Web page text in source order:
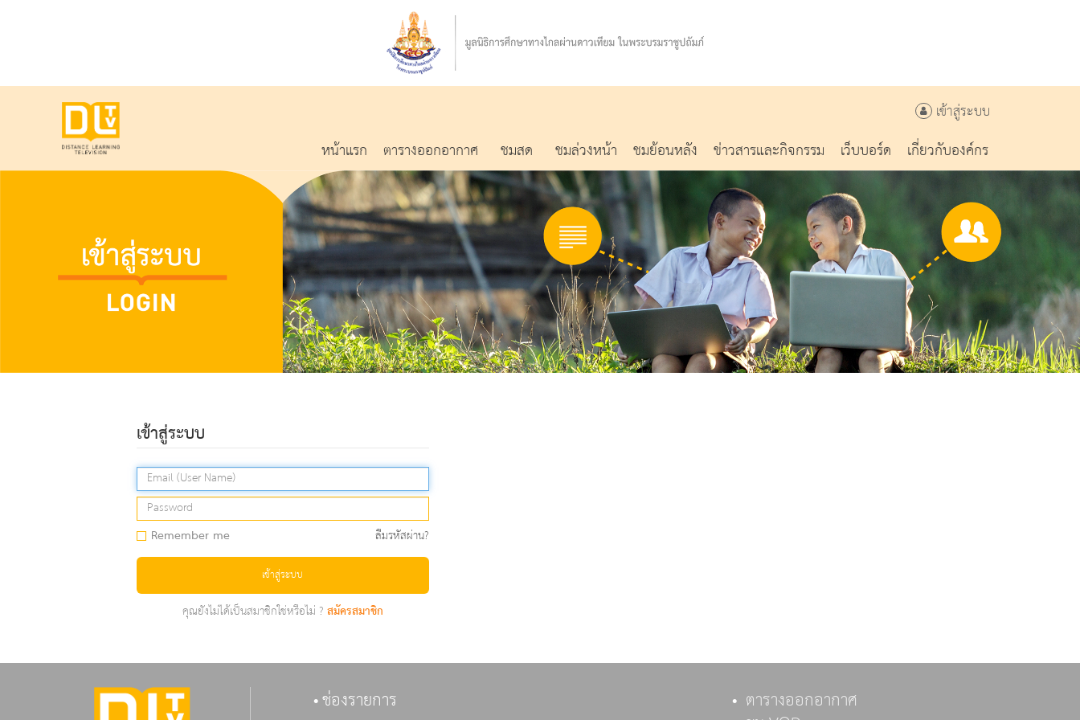
เข้าสู่ระบบ
หน้าแรก ตารางออกอากาศ ชมสด ชมล่วงหน้า ชมย้อนหลัง ข่าวสารและกิจกรรม เว็บบอร์ด เกี่ยวกับองค์กร
เข้าสู่ระบบ
Remember me ลืมรหัสผ่าน?
เข้าสู่ระบบ
คุณยังไม่ได้เป็นสมาชิกใช่หรือไม่ ?สมัครสมาชิก
ช่องรายการ ตารางออกอากาศ